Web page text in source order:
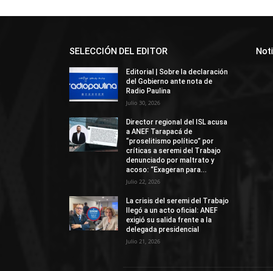
SELECCIÓN DEL EDITOR
Editorial | Sobre la declaración
del Gobierno ante nota de
Radio Paulina
Julio 30, 2026
Director regional del ISL acusa
a ANEF Tarapacá de
“proselitismo político” por
críticas a seremi del Trabajo
denunciado por maltrato y
acoso: “Exageran para...
Julio 22, 2026
La crisis del seremi del Trabajo
llegó a un acto oficial: ANEF
exigió su salida frente a la
delegada presidencial
Julio 21, 2026